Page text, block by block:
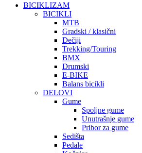
BICIKLIZAM
BICIKLI
MTB
Gradski / klasični
Dečiji
Trekking/Touring
BMX
Drumski
E-BIKE
Balans bicikli
DELOVI
Gume
Spoljne gume
Unutrašnje gume
Pribor za gume
Sedišta
Pedale